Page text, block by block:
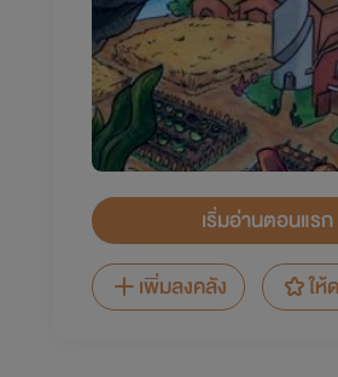
เริ่มอ่านตอนแรก
เพิ่มลงคลัง
ให้